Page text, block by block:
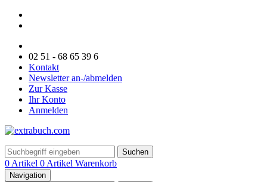
02 51 - 68 65 39 6
Kontakt
Newsletter an-/abmelden
Zur Kasse
Ihr Konto
Anmelden
Suchen
0 Artikel 0 Artikel Warenkorb
Navigation